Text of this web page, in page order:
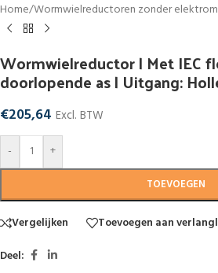
Home/Wormwielreductoren zonder
Wormwielreductor | Met IEC
doorlopende as | Uitgang:
€205,64 Excl. BTW
-
+
TOEVOEGEN
Vergelijken
Toevoegen aan
Deel: